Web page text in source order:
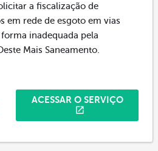
a fiscalização de
em rede de esgoto em vias
inadequada pela
Mais Saneamento.
ACESSAR O SERVIÇO